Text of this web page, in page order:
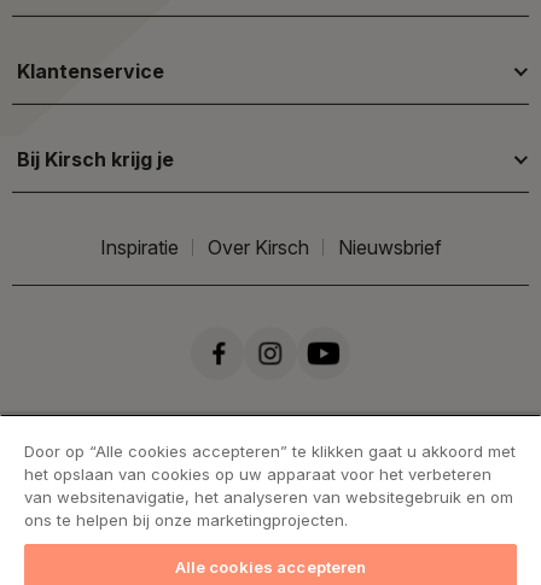
Klantenservice
Bij Kirsch krijg je
Inspiratie Over Kirsch Nieuwsbrief
Door op “Alle cookies accepteren” te klikken gaat u akkoord met
het opslaan van cookies op uw apparaat voor het verbeteren
van websitenavigatie, het analyseren van websitegebruik en om
ons te helpen bij onze marketingprojecten.
Alle cookies accepteren